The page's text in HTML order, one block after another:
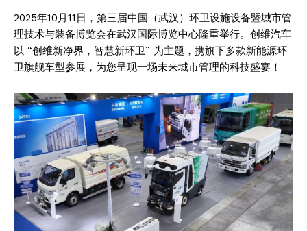
2025年10月11日，第三届中国（武汉）环卫设施设备暨城市管
理技术与装备博览会在武汉国际博览中心隆重举行。创维汽车
以 “创维新净界，智慧新环卫” 为主题，携旗下多款新能源环
卫旗舰车型参展，为您呈现一场未来城市管理的科技盛宴！